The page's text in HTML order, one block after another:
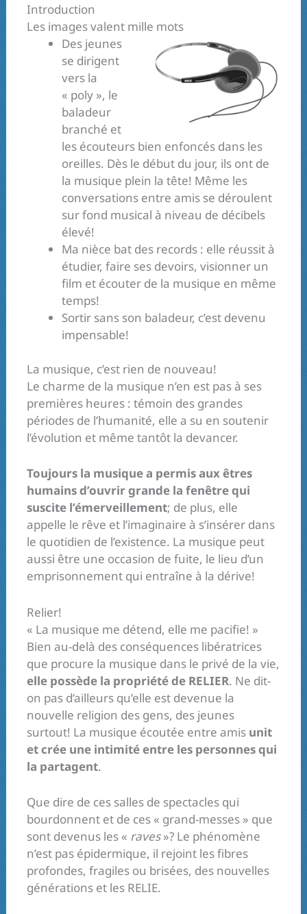
Introduction
Les images valent mille mots
Des jeunes
se dirigent
vers la
« poly », le
baladeur
branché et
les écouteurs bien enfoncés dans les
oreilles. Dès le début du jour, ils ont de
la musique plein la tête! Même les
conversations entre amis se déroulent
sur fond musical à niveau de décibels
élevé!
Ma nièce bat des records : elle réussit à
étudier, faire ses devoirs, visionner un
film et écouter de la musique en même
temps!
Sortir sans son baladeur, c’est devenu
impensable!
La musique, c’est rien de nouveau!
Le charme de la musique n’en est pas à ses
premières heures : témoin des grandes
périodes de l’humanité, elle a su en soutenir
l’évolution et même tantôt la devancer.
Toujours la musique a permis aux êtres
humains d’ouvrir grande la fenêtre qui
suscite l’émerveillement; de plus, elle
appelle le rêve et l’imaginaire à s’insérer dans
le quotidien de l’existence. La musique peut
aussi être une occasion de fuite, le lieu d’un
emprisonnement qui entraîne à la dérive!
Relier!
« La musique me détend, elle me pacifie! »
Bien au-delà des conséquences libératrices
que procure la musique dans le privé de la vie,
elle possède la propriété de RELIER. Ne dit-
on pas d’ailleurs qu’elle est devenue la
nouvelle religion des gens, des jeunes
surtout! La musique écoutée entre amis unit
et crée une intimité entre les personnes qui
la partagent.
Que dire de ces salles de spectacles qui
bourdonnent et de ces « grand-messes » que
sont devenus les « raves»? Le phénomène
n’est pas épidermique, il rejoint les fibres
profondes, fragiles ou brisées, des nouvelles
générations et les RELIE.